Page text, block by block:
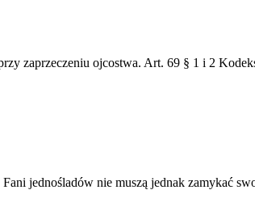
zaprzeczeniu ojcostwa. Art. 69 § 1 i 2
jednośladów nie muszą jednak zamykać